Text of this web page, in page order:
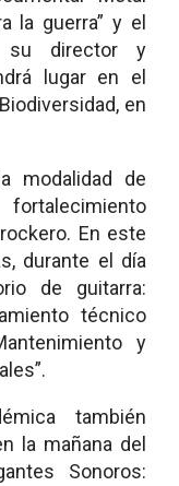
la guerra” y el
su director y
lugar en el
en
modalidad de
En este
durante el día
de guitarra:
técnico
y
también
la mañana del
Sonoros: